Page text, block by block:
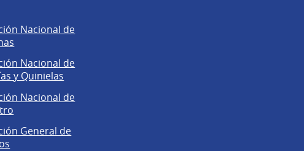
Nacional de
Nacional de
y Quinielas
Nacional de
General de